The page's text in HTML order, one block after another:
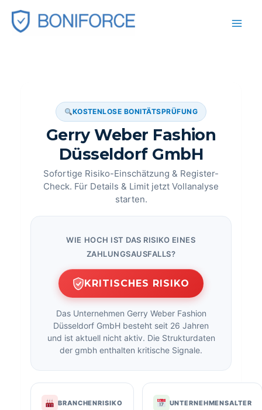
Zum
Inhalt
KOSTENLOSE BONITÄTSPRÜFUNG
Gerry Weber Fashion
Düsseldorf GmbH
Sofortige Risiko-Einschätzung & Register-
Check. Für Details & Limit jetzt Vollanalyse
starten.
WIE HOCH IST DAS RISIKO EINES
ZAHLUNGSAUSFALLS?
KRITISCHES RISIKO
Das Unternehmen Gerry Weber Fashion
Düsseldorf GmbH besteht seit 26 Jahren
und ist aktuell nicht aktiv. Die Strukturdaten
der gmbh enthalten kritische Signale.
BRANCHENRISIKO UNTERNEHMENSALTER